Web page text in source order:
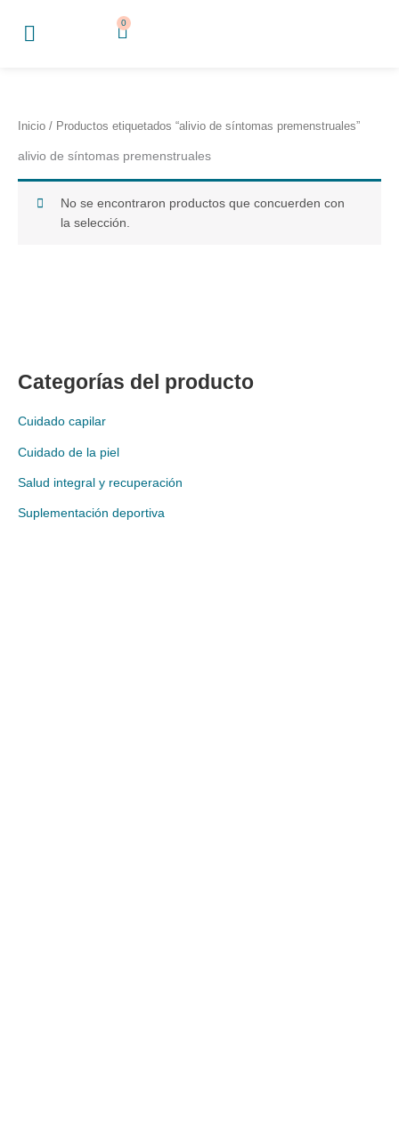
0
Cart
Categorías del producto
Cuidado capilar
Cuidado de la piel
Salud integral y recuperación
Suplementación deportiva
Inicio / Productos etiquetados “alivio de síntomas premenstruales”
alivio de síntomas premenstruales
No se encontraron productos que concuerden con
la selección.